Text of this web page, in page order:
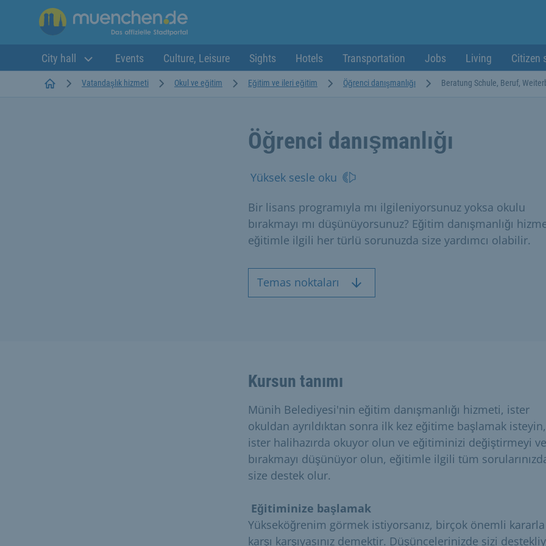
City hall Events Culture, Leisure Sights Hotels Transportation Jobs Living Citizen
StartseiteVatandaşlık hizmeti Okul ve eğitim Eğitim ve ileri eğitim Öğrenci danışmanlığı Beratung Schule, Beruf,
Öğrenci danışmanlığı
Yüksek sesle oku
Bir lisans programıyla mı ilgileniyorsunuz yoksa okulu
bırakmayı mı düşünüyorsunuz? Eğitim danışmanlığı
eğitimle ilgili her türlü sorunuzda size yardımcı olabilir.
Temas noktaları
Kursun tanımı
Münih Belediyesi'nin eğitim danışmanlığı hizmeti, ister
okuldan ayrıldıktan sonra ilk kez eğitime başlamak isteyin,
ister halihazırda okuyor olun ve eğitiminizi değiştirmeyi
bırakmayı düşünüyor olun, eğitimle ilgili tüm
size destek olur.
Eğitiminize başlamak
Yükseköğrenim görmek istiyorsanız, birçok önemli kararla
karşı karşıyasınız demektir. Düşüncelerinizde sizi